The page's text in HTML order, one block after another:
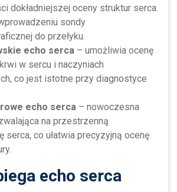
dokładniejszej oceny struktur serca.
sondy
do przełyku.
echo serca – umożliwia ocenę
w sercu i naczyniach
co jest istotne przy diagnostyce
echo serca – nowoczesna
na przestrzenną
serca, co ułatwia precyzyjną ocenę
echo serca